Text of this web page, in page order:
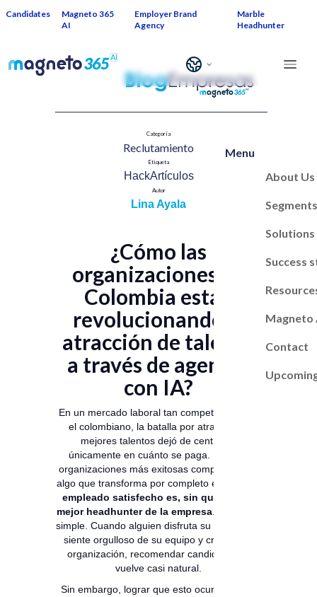
Candidates
Magneto 365
AI
Employer Brand
Agency
Marble
Headhunter
Menu
About Us
Segments
Solutions
Success
Magneto
Contact
Categoría
Reclutamiento​
Etiqueta
HackArtículos
Autor
Lina Ayala
¿Cómo las
organizaciones en
Colombia están
revolucionando la
atracción de talento
a través de agentes
con IA?
En un mercado laboral tan competitivo como
el colombiano, la batalla por atraer a los
mejores talentos dejó de centrarse
únicamente en cuánto se paga. Hoy, las
organizaciones más exitosas comprendieron
algo que transforma por completo el juego: el
empleado satisfecho es, sin quererlo, el
mejor headhunter de la empresa
simple. Cuando alguien disfruta su trabajo, se
siente orgulloso de su equipo y cree en su
organización, recomendar candidatos se
vuelve casi natural.
Sin embargo, lograr que esto ocurra es una